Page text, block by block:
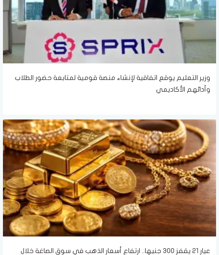
وزير التعليم يوقع اتفاقية لإنشاء منصة قومية لمتابعة حضور الطلاب
وأدائهم الأكاديمي
عيار 21 يقفز 300 جنيها.. ارتفاع أسعار الذهب في سوق الصاغة خلال